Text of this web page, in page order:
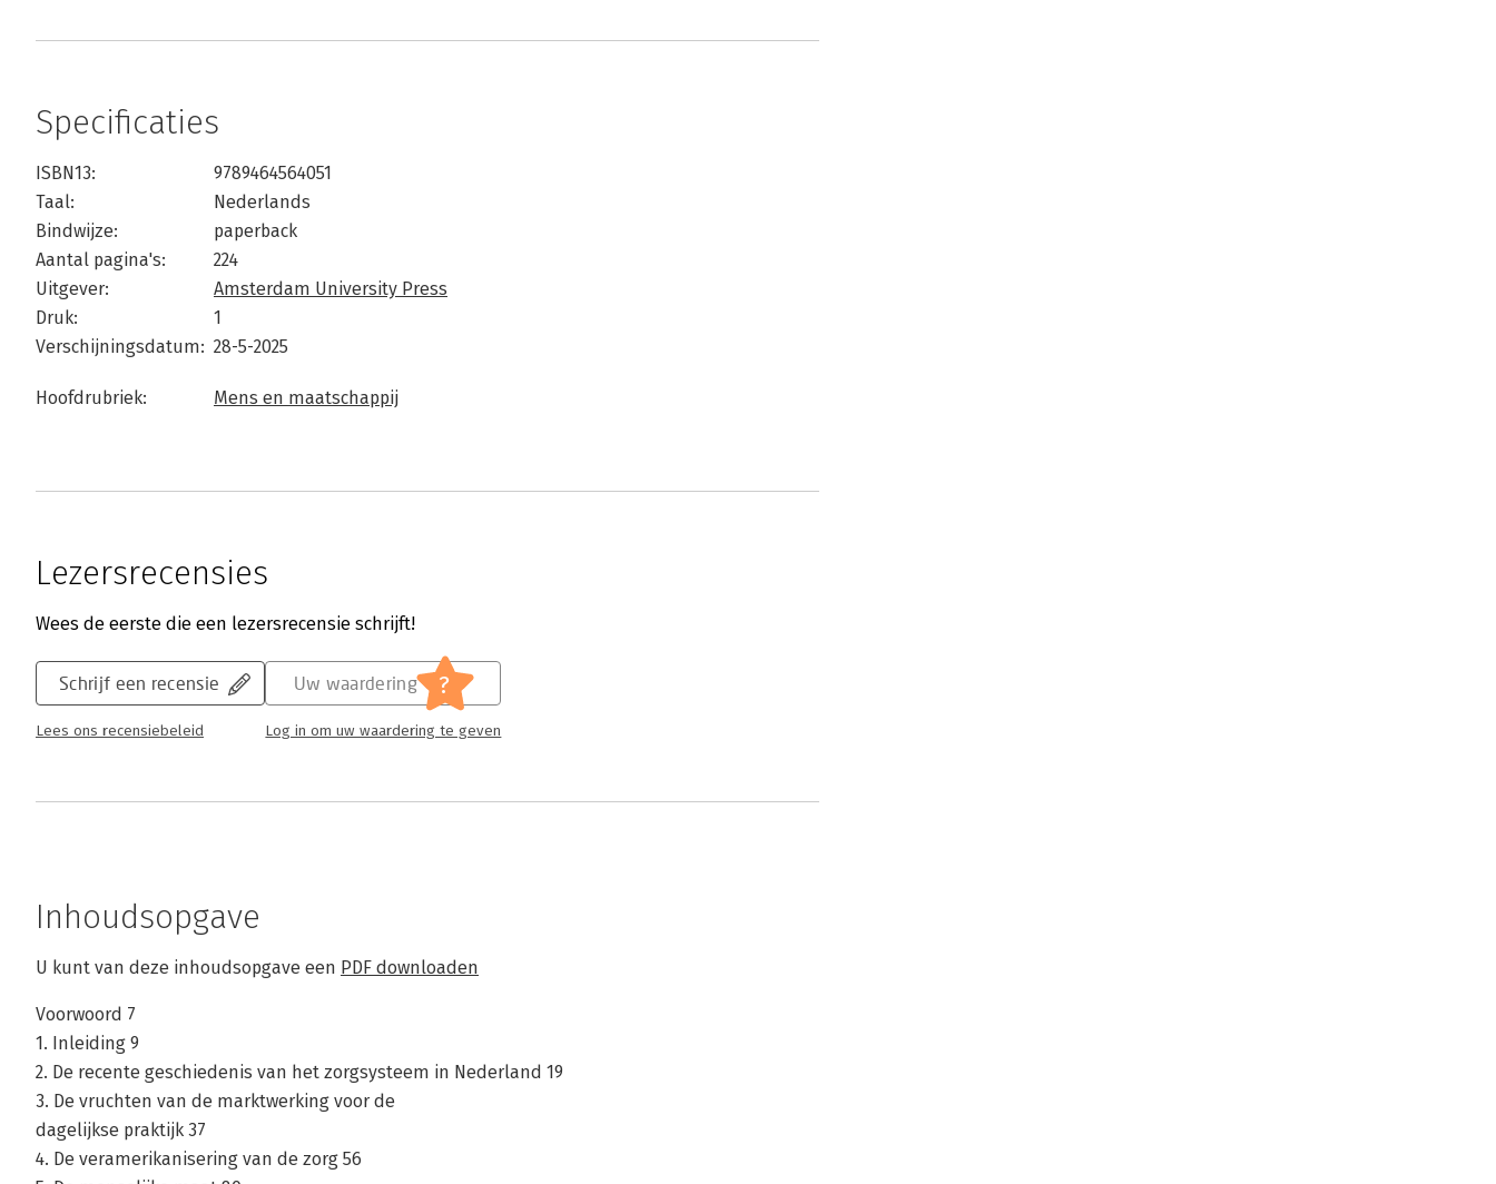
Specificaties
ISBN13:
9789464564051
Taal:
Nederlands
Bindwijze:
paperback
Aantal pagina's:
224
Uitgever:
Amsterdam University Press
Druk:
1
Verschijningsdatum: 28-5-2025
Hoofdrubriek: Mens en maatschappij
Lezersrecensies
Wees de eerste die een lezersrecensie schrijft!
Schrijf een recensie
Lees ons recensiebeleid
Uw waardering ?
Log in om uw waardering te geven
Inhoudsopgave
U kunt van deze inhoudsopgave een PDF downloaden
Voorwoord 7
1. Inleiding 9
2. De recente geschiedenis van het zorgsysteem in Nederland 19
3. De vruchten van de marktwerking voor de
dagelijkse praktijk 37
4. De veramerikanisering van de zorg 56